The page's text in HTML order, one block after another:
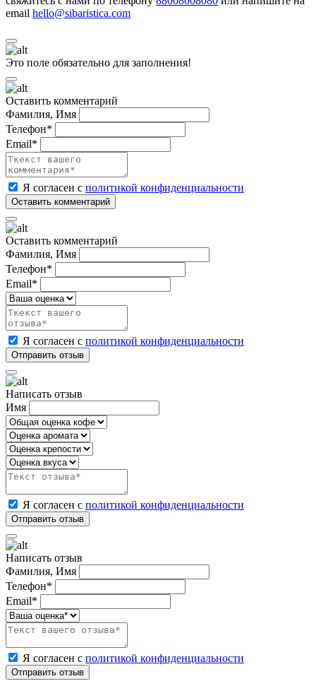
email hello@sibaristica.com
Это поле обязательно для заполнения!
Оставить комментарий
Фамилия, Имя
Телефон*
Email*
Я согласен с политикой конфиденциальности
Оставить комментарий
Фамилия, Имя
Телефон*
Email*
Я согласен с политикой конфиденциальности
Написать отзыв
Имя
Я согласен с политикой конфиденциальности
Написать отзыв
Фамилия, Имя
Телефон*
Email*
Я согласен с политикой конфиденциальности